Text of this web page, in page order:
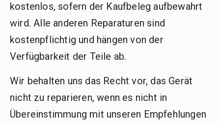
kostenlos, sofern der Kaufbeleg aufbewahrt
wird. Alle anderen Reparaturen sind
kostenpflichtig und hängen von der
Verfügbarkeit der Teile ab.
Wir behalten uns das Recht vor, das Gerät
nicht zu reparieren, wenn es nicht in
Übereinstimmung mit unseren Empfehlungen